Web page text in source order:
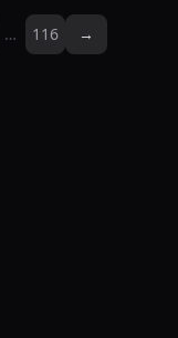
… 116 →